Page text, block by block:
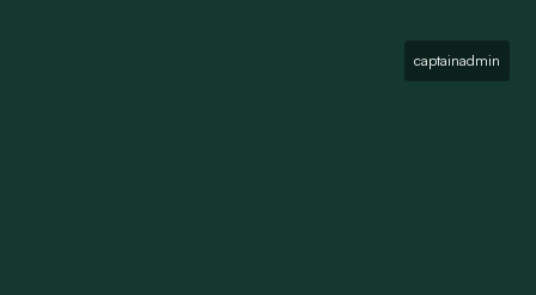
captainadmin